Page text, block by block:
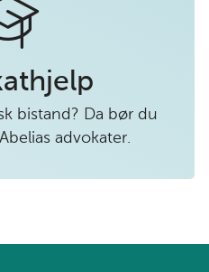
bistand? Da bør du
advokater.